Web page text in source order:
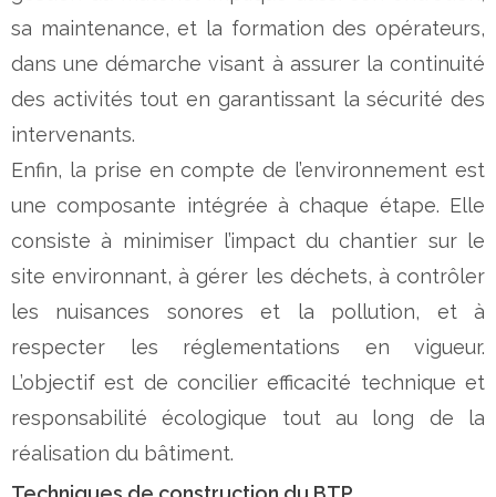
sa maintenance, et la formation des opérateurs,
dans une démarche visant à assurer la continuité
des activités tout en garantissant la sécurité des
intervenants.
Enfin, la prise en compte de l’environnement est
une composante intégrée à chaque étape. Elle
consiste à minimiser l’impact du chantier sur le
site environnant, à gérer les déchets, à contrôler
les nuisances sonores et la pollution, et à
respecter les réglementations en vigueur.
L’objectif est de concilier efficacité technique et
responsabilité écologique tout au long de la
réalisation du bâtiment.